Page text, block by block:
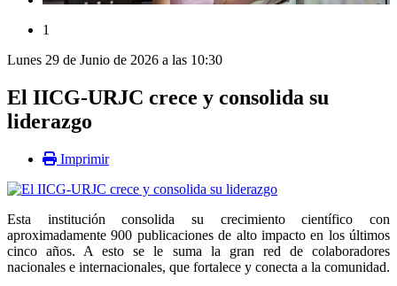
1
Lunes 29 de Junio de 2026 a las 10:30
El IICG-URJC crece y consolida su
liderazgo
Imprimir
Esta institución consolida su crecimiento científico con
aproximadamente 900 publicaciones de alto impacto en los últimos
cinco años. A esto se le suma la gran red de colaboradores
nacionales e internacionales, que fortalece y conecta a la comunidad.